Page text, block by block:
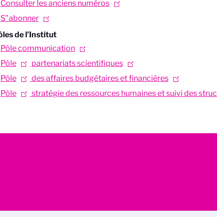
Consulter les anciens numéros
S"abonner
de l’Institut
Pôle communication
Pôle
partenariats scientifiques
Pôle
des affaires budgétaires et financières
Pôle
stratégie des ressources humaines et suivi des